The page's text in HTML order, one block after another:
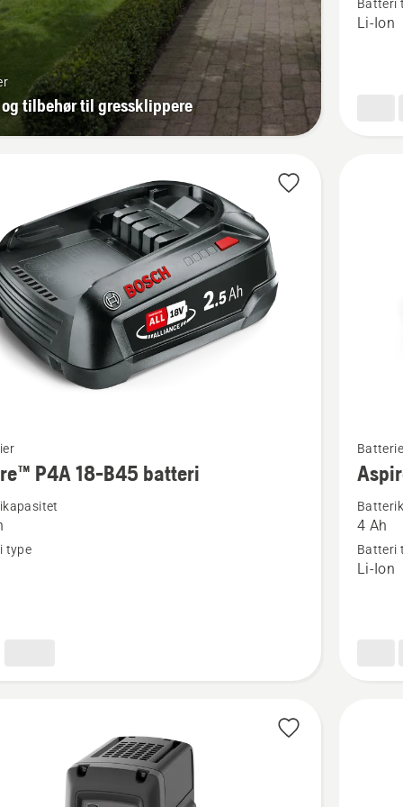
og tilbehør til gressklippere
P4A
Batteri
Li-Ion
P4A 18-B45 batteri
type
flere
detaljer
om
P4A
4 Ah
Batteri
Li-Ion